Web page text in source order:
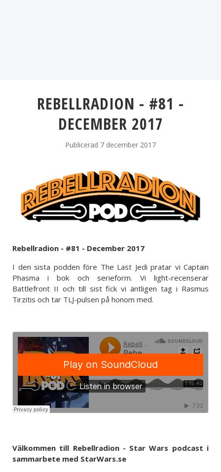
REBELLRADION - #81 -
DECEMBER 2017
Publicerad 7 december 2017
Rebellradion - #81 - December 2017
I den sista podden före The Last Jedi pratar vi Captain
Phasma i bok och serieform. Vi light-recenserar
Battlefront II och till sist fick vi äntligen tag i Rasmus
Tirzitis och tar TLJ-pulsen på honom med.
Välkommen till Rebellradion - Star Wars podcast i
sammarbete med StarWars.se